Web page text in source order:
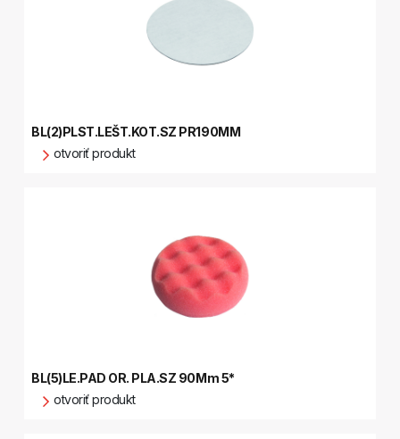
BL(2)PLST.LEŠT.KOT.SZ PR190MM
otvoriť produkt
BL(5)LE.PAD OR. PLA.SZ 90Mm 5*
otvoriť produkt